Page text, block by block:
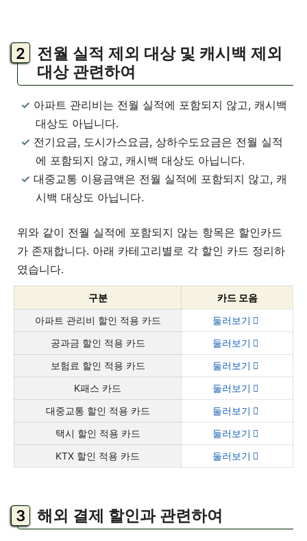
전월 실적 제외 대상 및 캐시백 제외
대상 관련하여
아파트 관리비는 전월 실적에 포함되지 않고, 캐시백
대상도 아닙니다.
전기요금, 도시가스요금, 상하수도요금은 전월 실적
에 포함되지 않고, 캐시백 대상도 아닙니다.
대중교통 이용금액은 전월 실적에 포함되지 않고, 캐
시백 대상도 아닙니다.
위와 같이 전월 실적에 포함되지 않는 항목은 할인카드
가 존재합니다. 아래 카테고리별로 각 할인 카드 정리하
였습니다.
구분
카드 모음
아파트 관리비 할인 적용 카드
둘러보기
공과금 할인 적용 카드
둘러보기
보험료 할인 적용 카드
둘러보기
K패스 카드
둘러보기
대중교통 할인 적용 카드
둘러보기
택시 할인 적용 카드
둘러보기
KTX 할인 적용 카드
둘러보기
해외 결제 할인과 관련하여